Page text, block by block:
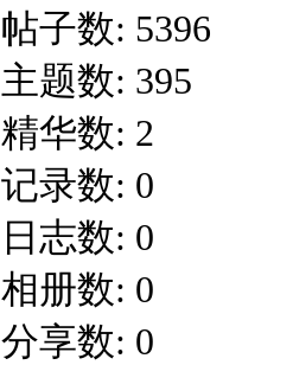
帖子数: 5396
主题数: 395
精华数: 2
记录数: 0
日志数: 0
相册数: 0
分享数: 0